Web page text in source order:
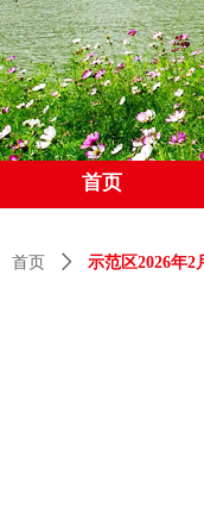
首页
首页 ꄲ 示范区2026年2